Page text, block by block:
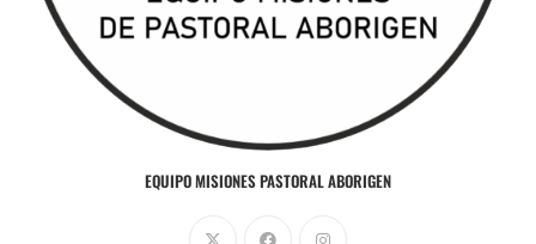
EQUIPO MISIONES PASTORAL ABORIGEN